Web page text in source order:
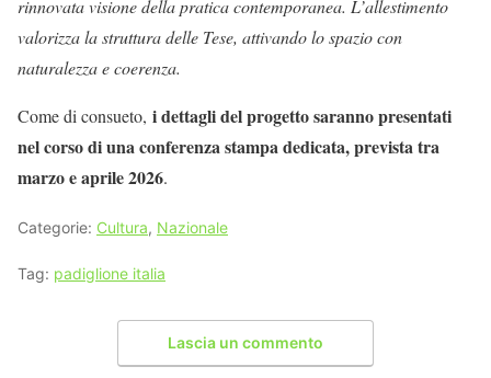
rinnovata visione della pratica contemporanea. L’allestimento
valorizza la struttura delle Tese, attivando lo spazio con
naturalezza e coerenza.
Come di consueto, i dettagli del progetto saranno presentati
nel corso di una conferenza stampa dedicata, prevista tra
marzo e aprile 2026.
Categorie: Cultura, Nazionale
Tag: padiglione italia
Lascia un commento